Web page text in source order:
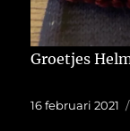
Groetjes
Geplaatst
16 februari 2021